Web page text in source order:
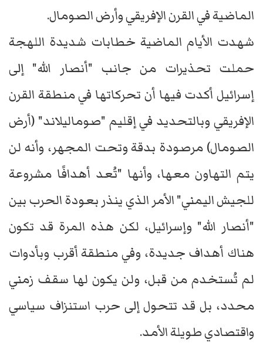
الماضية في القرن الإفريقي وأرض الصومال.
شهدت الأيام الماضية خطابات شديدة اللهجة
حملت تحذيرات من جانب "أنصار الله" إلى
إسرائيل أكدت فيها أن تحركاتها في منطقة القرن
الإفريقي وبالتحديد في إقليم "صوماليلاند" (أرض
الصومال) مرصودة بدقة وتحت المجهر، وأنه لن
يتم التهاون معها، وأنها "تُعد أهدافًا مشروعة
للجيش اليمني" الأمر الذي ينذر بعودة الحرب بين
"أنصار الله" وإسرائيل، لكن هذه المرة قد تكون
هناك أهداف جديدة، وفي منطقة أقرب وبأدوات
لم تُستخدم من قبل، ولن يكون لها سقف زمني
محدد، بل قد تتحول إلى حرب استنزاف سياسي
واقتصادي طويلة الأمد.